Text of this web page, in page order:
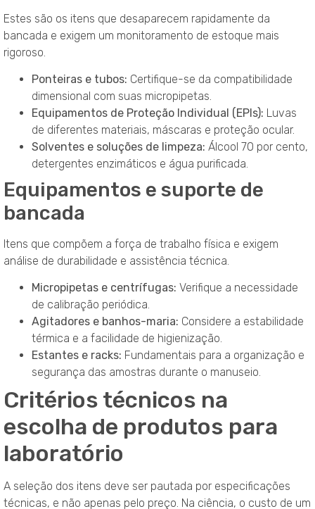
Estes são os itens que desaparecem rapidamente da
bancada e exigem um monitoramento de estoque mais
rigoroso.
Ponteiras e tubos: Certifique-se da compatibilidade
dimensional com suas micropipetas.
Equipamentos de Proteção Individual (EPIs): Luvas
de diferentes materiais, máscaras e proteção ocular.
Solventes e soluções de limpeza: Álcool 70 por cento,
detergentes enzimáticos e água purificada.
Equipamentos e suporte de
bancada
Itens que compõem a força de trabalho física e exigem
análise de durabilidade e assistência técnica.
Micropipetas e centrífugas: Verifique a necessidade
de calibração periódica.
Agitadores e banhos-maria: Considere a estabilidade
térmica e a facilidade de higienização.
Estantes e racks: Fundamentais para a organização e
segurança das amostras durante o manuseio.
Critérios técnicos na
escolha de produtos para
laboratório
A seleção dos itens deve ser pautada por especificações
técnicas, e não apenas pelo preço. Na ciência, o custo de um